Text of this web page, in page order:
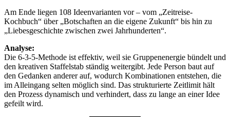
Am Ende liegen 108 Ideenvarianten vor – vom „Zeitreise-
Kochbuch“ über „Botschaften an die eigene Zukunft“ bis hin zu
„Liebesgeschichte zwischen zwei Jahrhunderten“.
Analyse:
Die 6-3-5-Methode ist effektiv, weil sie Gruppenenergie bündelt und
den kreativen Staffelstab ständig weitergibt. Jede Person baut auf
den Gedanken anderer auf, wodurch Kombinationen entstehen, die
im Alleingang selten möglich sind. Das strukturierte Zeitlimit hält
den Prozess dynamisch und verhindert, dass zu lange an einer Idee
gefeilt wird.